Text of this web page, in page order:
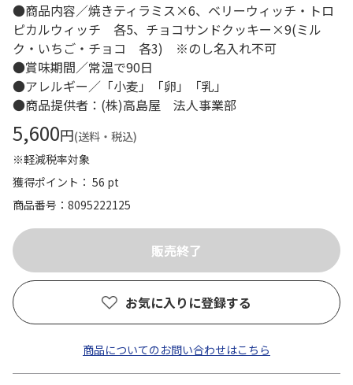
●商品内容／焼きティラミス×6、ベリーウィッチ・トロ
ピカルウィッチ 各5、チョコサンドクッキー×9(ミル
ク・いちご・チョコ 各3) ※のし名入れ不可
●賞味期間／常温で90日
●アレルギー／「小麦」「卵」「乳」
●商品提供者：(株)高島屋 法人事業部
5,600円(送料・税込)
※軽減税率対象
獲得ポイント： 56 pt
商品番号
8095222125
お気に入りに登録する
商品についてのお問い合わせはこちら